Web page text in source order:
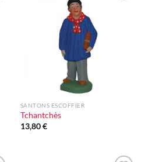
SANTONS ESCOFFIER
Tchantchès
13,80€